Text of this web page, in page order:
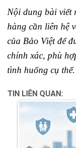
Nội dung bài viết
hàng cần liên hệ
của Bảo Việt để
chính xác, phù
tình huống cụ thể.
TIN LIÊN QUAN: